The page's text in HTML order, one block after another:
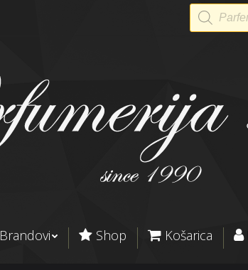
Products
search
Shop Košarica